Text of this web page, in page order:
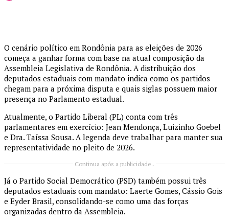
O cenário político em Rondônia para as eleições de 2026
começa a ganhar forma com base na atual composição da
Assembleia Legislativa de Rondônia. A distribuição dos
deputados estaduais com mandato indica como os partidos
chegam para a próxima disputa e quais siglas possuem maior
presença no Parlamento estadual.
Atualmente, o Partido Liberal (PL) conta com três
parlamentares em exercício: Jean Mendonça, Luizinho Goebel
e Dra. Taíssa Sousa. A legenda deve trabalhar para manter sua
representatividade no pleito de 2026.
Continua após a publicidade..
Já o Partido Social Democrático (PSD) também possui três
deputados estaduais com mandato: Laerte Gomes, Cássio Gois
e Eyder Brasil, consolidando-se como uma das forças
organizadas dentro da Assembleia.